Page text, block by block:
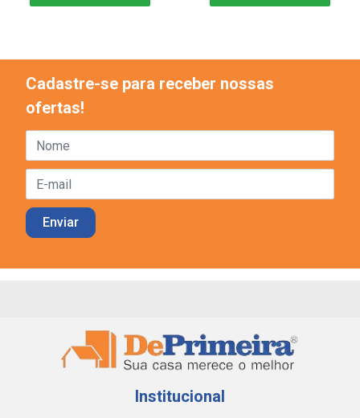
Cadastre-se para receber nossas
ofertas!
Institucional